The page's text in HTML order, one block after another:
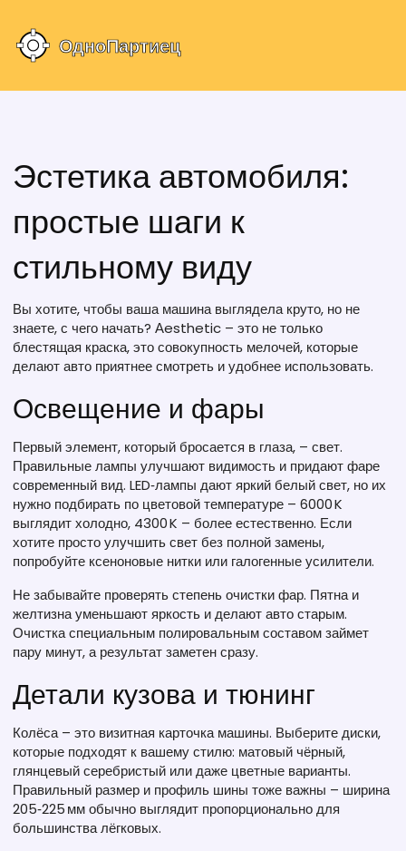
Эстетика автомобиля:
простые шаги к
стильному виду
Вы хотите, чтобы ваша машина выглядела круто, но не
знаете, с чего начать? Аesthetic – это не только
блестящая краска, это совокупность мелочей, которые
делают авто приятнее смотреть и удобнее использовать.
Освещение и фары
Первый элемент, который бросается в глаза, – свет.
Правильные лампы улучшают видимость и придают фаре
современный вид. LED‑лампы дают яркий белый свет, но их
нужно подбирать по цветовой температуре – 6000 K
выглядит холодно, 4300 K – более естественно. Если
хотите просто улучшить свет без полной замены,
попробуйте ксеноновые нитки или галогенные усилители.
Не забывайте проверять степень очистки фар. Пятна и
желтизна уменьшают яркость и делают авто старым.
Очистка специальным полировальным составом займет
пару минут, а результат заметен сразу.
Детали кузова и тюнинг
Колёса – это визитная карточка машины. Выберите диски,
которые подходят к вашему стилю: матовый чёрный,
глянцевый серебристый или даже цветные варианты.
Правильный размер и профиль шины тоже важны – ширина
205‑225 мм обычно выглядит пропорционально для
большинства лёгковых.